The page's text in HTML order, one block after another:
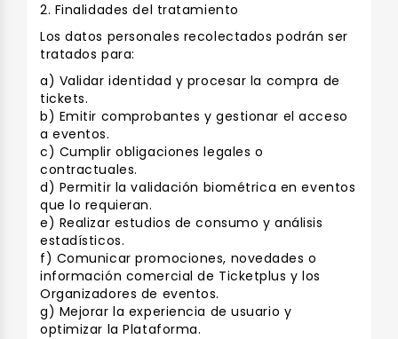
2. Finalidades del tratamiento
Los datos personales recolectados podrán ser
tratados para:
a) Validar identidad y procesar la compra de
tickets.
b) Emitir comprobantes y gestionar el acceso
a eventos.
c) Cumplir obligaciones legales o
contractuales.
d) Permitir la validación biométrica en eventos
que lo requieran.
e) Realizar estudios de consumo y análisis
estadísticos.
f) Comunicar promociones, novedades o
información comercial de Ticketplus y los
Organizadores de eventos.
g) Mejorar la experiencia de usuario y
optimizar la Plataforma.